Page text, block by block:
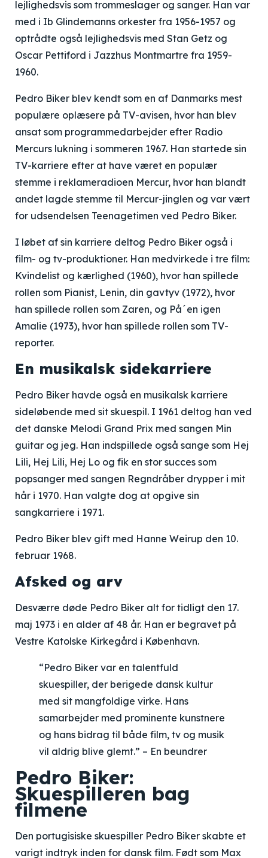
lejlighedsvis som trommeslager og sanger. Han var
med i Ib Glindemanns orkester fra 1956-1957 og
optrådte også lejlighedsvis med Stan Getz og
Oscar Pettiford i Jazzhus Montmartre fra 1959-
1960.
Pedro Biker blev kendt som en af Danmarks mest
populære oplæsere på TV-avisen, hvor han blev
ansat som programmedarbejder efter Radio
Mercurs lukning i sommeren 1967. Han startede sin
TV-karriere efter at have været en populær
stemme i reklameradioen Mercur, hvor han blandt
andet lagde stemme til Mercur-jinglen og var vært
for udsendelsen Teenagetimen ved Pedro Biker.
I løbet af sin karriere deltog Pedro Biker også i
film- og tv-produktioner. Han medvirkede i tre film:
Kvindelist og kærlighed (1960), hvor han spillede
rollen som Pianist, Lenin, din gavtyv (1972), hvor
han spillede rollen som Zaren, og På´en igen
Amalie (1973), hvor han spillede rollen som TV-
reporter.
En musikalsk sidekarriere
Pedro Biker havde også en musikalsk karriere
sideløbende med sit skuespil. I 1961 deltog han ved
det danske Melodi Grand Prix med sangen Min
guitar og jeg. Han indspillede også sange som Hej
Lili, Hej Lili, Hej Lo og fik en stor succes som
popsanger med sangen Regndråber drypper i mit
hår i 1970. Han valgte dog at opgive sin
sangkarriere i 1971.
Pedro Biker blev gift med Hanne Weirup den 10.
februar 1968.
Afsked og arv
Desværre døde Pedro Biker alt for tidligt den 17.
maj 1973 i en alder af 48 år. Han er begravet på
Vestre Katolske Kirkegård i København.
“Pedro Biker var en talentfuld
skuespiller, der berigede dansk kultur
med sit mangfoldige virke. Hans
samarbejder med prominente kunstnere
og hans bidrag til både film, tv og musik
vil aldrig blive glemt.” – En beundrer
Pedro Biker:
Skuespilleren bag
filmene
Den portugisiske skuespiller Pedro Biker skabte et
varigt indtryk inden for dansk film. Født som Max